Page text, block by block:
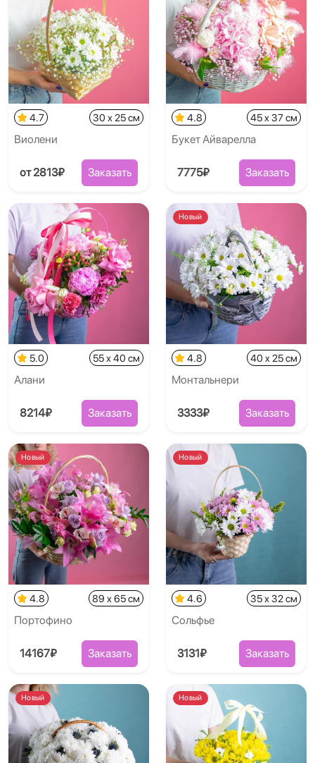
4.7 30 x 25 см
Виолени
от 2813₽ Заказать
4.8 45 x 37 см
Букет Айварелла
7775₽ Заказать
5.0 55 x 40 см
Алани
8214₽ Заказать
Новый
4.8 40 x 25 см
Монтальнери
3333₽ Заказать
Новый
4.8 89 x 65 см
Портофино
14167₽ Заказать
Новый
4.6 35 x 32 см
Сольфье
3131₽ Заказать
Новый Новый